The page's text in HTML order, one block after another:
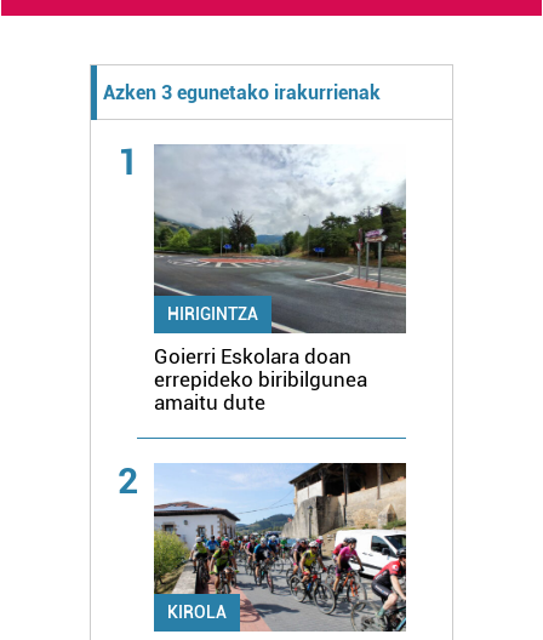
Azken 3 egunetako irakurrienak
1
HIRIGINTZA
Goierri Eskolara doan
errepideko biribilgunea
amaitu dute
2
KIROLA